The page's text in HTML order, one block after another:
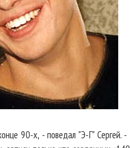
90-х, - поведал "Э-Г" Сергей.